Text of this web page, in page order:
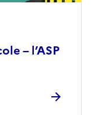
– l’ASP